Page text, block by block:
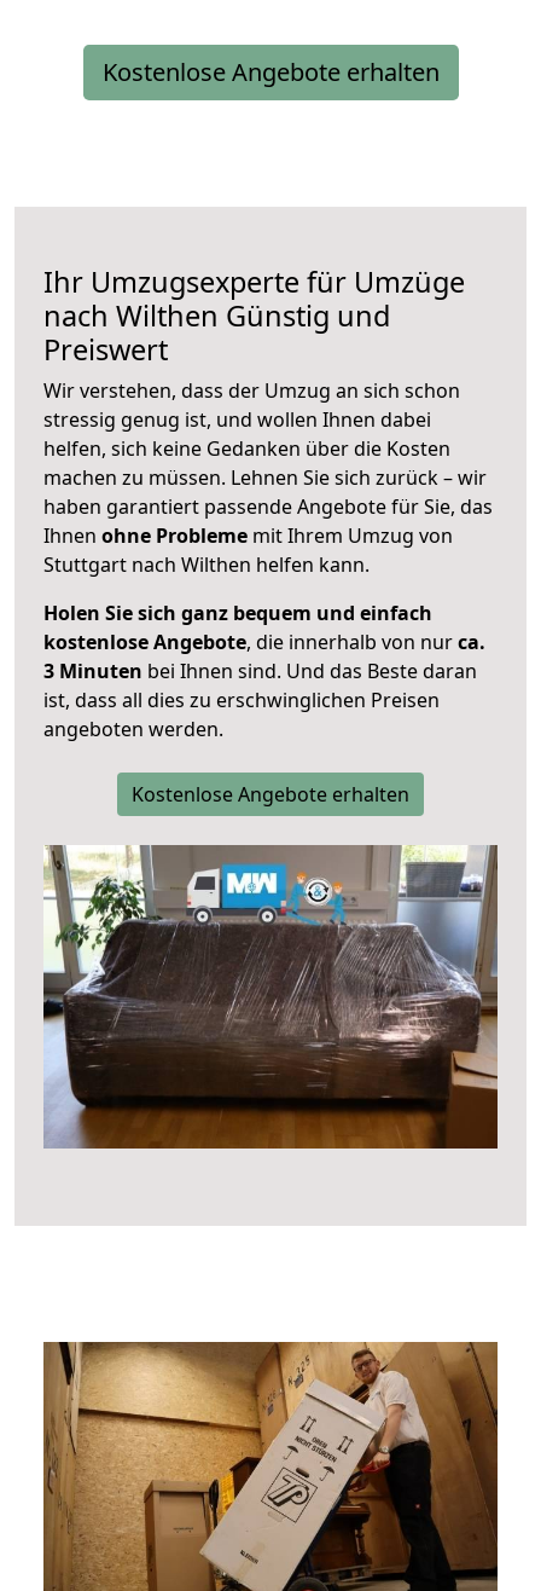
Kostenlose Angebote erhalten
Ihr Umzugsexperte für Umzüge
nach Wilthen Günstig und
Preiswert
Wir verstehen, dass der Umzug an sich schon
stressig genug ist, und wollen Ihnen dabei
helfen, sich keine Gedanken über die Kosten
machen zu müssen. Lehnen Sie sich zurück – wir
haben garantiert passende Angebote für Sie, das
Ihnen ohne Probleme mit Ihrem Umzug von
Stuttgart nach Wilthen helfen kann.
Holen Sie sich ganz bequem und einfach
kostenlose Angebote, die innerhalb von nurca.
3 Minuten bei Ihnen sind. Und das Beste daran
ist, dass all dies zu erschwinglichen Preisen
angeboten werden.
Kostenlose Angebote erhalten